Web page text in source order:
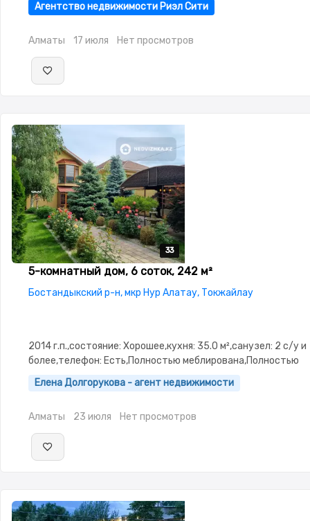
Агентство недвижимости Риэл Сити
Алматы 17 июля Нет просмотров
33
33
33
33
33
5-комнатный дом, 6 соток, 242 м²
Бостандыкский р-н, мкр Нур Алатау, Токжайлау
2014 г.п.,состояние: Хорошее,кухня: 35.0 м²,санузел: 2 с/у и
более,телефон: Есть,Полностью меблирована,Полностью
меблирована,потолки: 2.9,Решетки на
окна,Навес,Сад,Веранда,Хозпостройки,Мангальная зона
Елена Долгорукова - агент недвижимости
Алматы 23 июля Нет просмотров